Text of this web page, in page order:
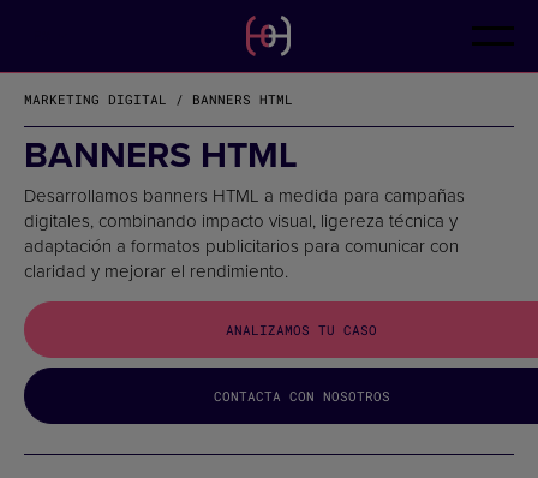
FR
DE
IT
PT
CONTACTO
MARKETING DIGITAL / BANNERS HTML
BANNERS HTML
Desarrollamos banners HTML a medida para campañas
digitales, combinando impacto visual, ligereza técnica y
adaptación a formatos publicitarios para comunicar con
claridad y mejorar el rendimiento.
ANALIZAMOS TU CASO
CONTACTA CON NOSOTROS